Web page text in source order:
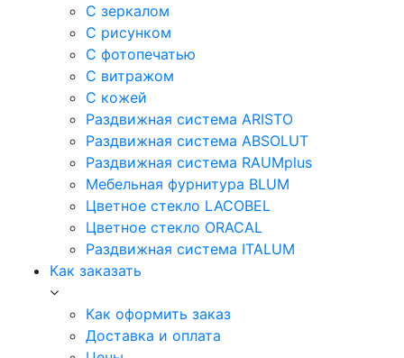
С зеркалом
С рисунком
С фотопечатью
С витражом
С кожей
Раздвижная система ARISTO
Раздвижная система ABSOLUT
Раздвижная система RAUMplus
Мебельная фурнитура BLUM
Цветное стекло LACOBEL
Цветное стекло ORACAL
Раздвижная система ITALUM
Как заказать
Как оформить заказ
Доставка и оплата